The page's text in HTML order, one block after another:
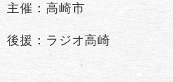
主催：高崎市
後援：ラジオ高崎